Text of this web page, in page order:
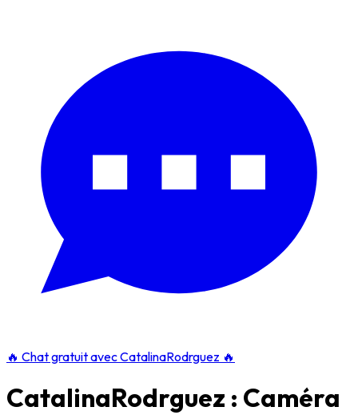
🔥 Chat gratuit avec CatalinaRodrguez 🔥
CatalinaRodrguez : Caméra